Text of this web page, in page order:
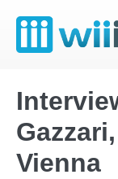
Inhalt
springen
Vienna